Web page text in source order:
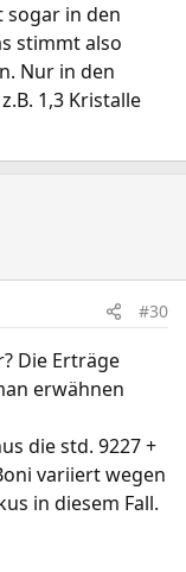
sogar in den
stimmt also
Nur in den
1,3 Kristalle
#30
Die Erträge
erwähnen
die std. 9227 +
variiert wegen
in diesem Fall.